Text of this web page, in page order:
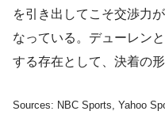
を引き出してこそ交渉力
なっている。デューレン
する存在として、決着の形
Sources: NBC Sports, Yahoo